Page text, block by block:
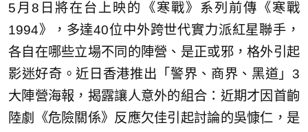
5月8日將在台上映的《寒戰》系列前傳《寒戰
1994》，多達40位中外跨世代實力派紅星聯手，
各自在哪些立場不同的陣營、是正或邪，格外引起
影迷好奇。近日香港推出「警界、商界、黑道」3
大陣營海報，揭露讓人意外的組合：近期才因首齣
陸劇《危險關係》反應欠佳引起討論的吳慷仁，是